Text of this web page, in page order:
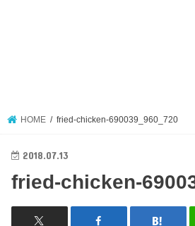
HOME fried-chicken-690039_960_720
2018.07.13
fried-chicken-